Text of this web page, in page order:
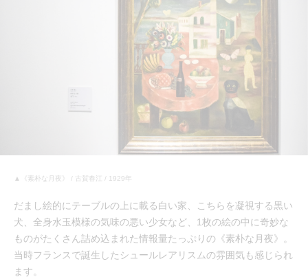
▲《素朴な月夜》 / 古賀春江 / 1929年
だまし絵的にテーブルの上に載る白い家、こちらを凝視する黒い
犬、全身水玉模様の気味の悪い少女など、1枚の絵の中に奇妙な
ものがたくさん詰め込まれた情報量たっぷりの《素朴な月夜》。
当時フランスで誕生したシュールレアリスムの雰囲気も感じられ
ます。